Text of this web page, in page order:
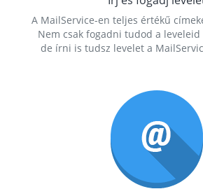
A MailService-en teljes értékű
Nem csak fogadni tudod a
de írni is tudsz levelet a